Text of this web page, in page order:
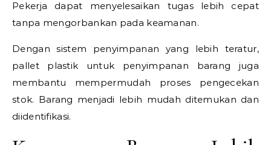
Pekerja dapat menyelesaikan tugas lebih cepat
tanpa mengorbankan pada keamanan.
Dengan sistem penyimpanan yang lebih teratur,
pallet plastik untuk penyimpanan barang juga
membantu mempermudah proses pengecekan
stok. Barang menjadi lebih mudah ditemukan dan
diidentifikasi.